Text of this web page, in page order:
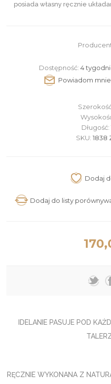
posiada własny ręcznie
Dostępność: 4
Długość:
SKU: 1838
IDELANIE PASUJE POD
RĘCZNIE WYKONANA Z